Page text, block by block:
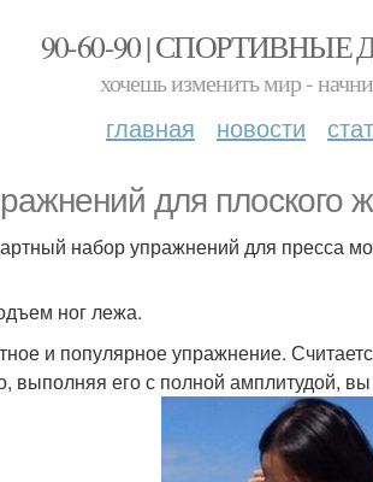
90-60-90 |
хочешь изменить мир -
главная новости
для плоского
набор упражнений для пресса
ног лежа.
и популярное упражнение.
выполняя его с полной амплитудой,